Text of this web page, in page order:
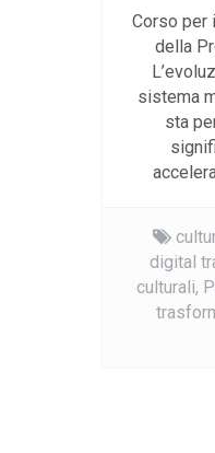
Corso per
della
sistema
sta
digital
culturali,